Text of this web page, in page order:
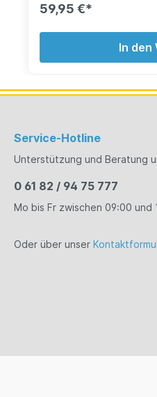
Mischung, die ein
von Handbemalten und
veredelten Flaschen
wahrscheinlich die
59,95 €*
In den
Service-Hotline
Unterstützung und Beratung
0 61 82 / 94 75 777
Mo bis Fr zwischen 09:00 und
Oder über unser